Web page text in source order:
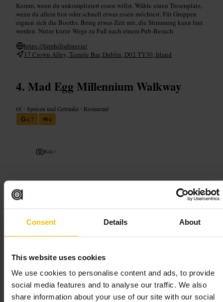
Consent Details About
This website uses cookies
We use cookies to personalise content and ads, to provide
social media features and to analyse our traffic. We also
share information about your use of our site with our social
Komm, wenn du unkompliziert essen willst. Wähle einen Tresenplatz,
wenn du allein bist oder schnell etwas essen möchtest. Für Gruppen
eignen sich die Booths. Bring etwas Zeit mit, die Stimmung kann laut
werden. Nutze kurze Wege zu Fuß nach einem Pub-Besuch.
https://fatphillsdiner.ie/
17 Crown Alley, Temple Bar, Dublin, D02 TY30, Irland
Mad Egg Millennium Walkway
€€ • Speisen und Getränke • Restaurant
4,7
4
Bild /
“Eiergerichte im Fokus, locker und zentral in
North City.
Geeignet für
#Brunch #Frühstück #Eiergerichte
Gruppenessen Abendessen #
Was Sie erwartet